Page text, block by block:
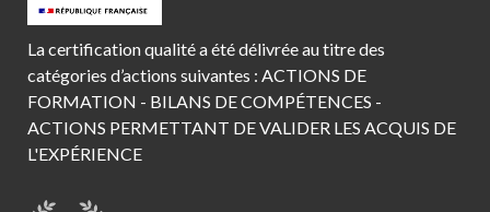
La certification qualité a été délivrée au titre des
catégories d’actions suivantes : ACTIONS DE
FORMATION - BILANS DE COMPÉTENCES -
ACTIONS PERMETTANT DE VALIDER LES ACQUIS DE
L'EXPÉRIENCE